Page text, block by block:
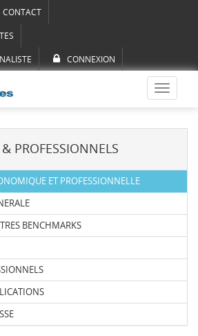
CONTACT
CONNEXION
Toggle
PROFESSIONNELS
ET PROFESSIONNELLE
BENCHMARKS